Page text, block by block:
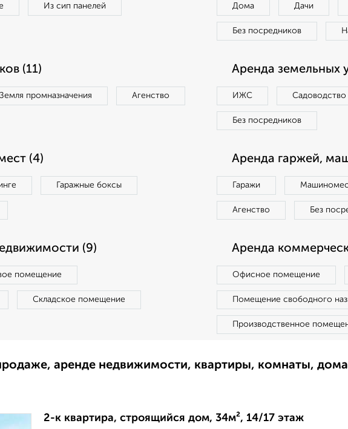
Из сип панелей Дома Дачи
Без посредников
(11)
Земля промназначения Агенство
Аренда земельных
ИЖС Садоводство
Без посредников
(4)
Гаражные боксы
Аренда гаржей,
Гаражи
Агенство Без
(9)
помещение
Складское помещение
Аренда
Офисное помещение
Помещение свободного
Производственное
аренде недвижимости, квартиры, комнаты,
2-к квартира, строящийся дом, 34м², 14/17 этаж